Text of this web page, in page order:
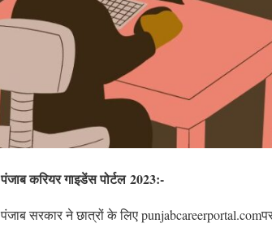
पंजाब करियर गाइडेंस पोर्टल 2023:-
पंजाब सरकार ने छात्रों के लिए